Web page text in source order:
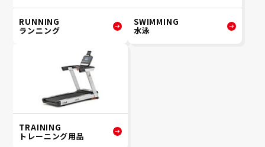
RUNNING
ランニング
SWIMMING
水泳
TRAINING
トレーニング用品